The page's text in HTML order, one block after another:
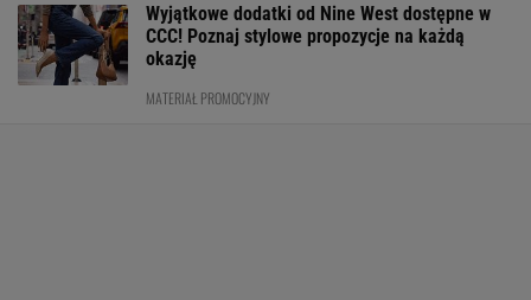
Wyjątkowe dodatki od Nine West dostępne w
CCC! Poznaj stylowe propozycje na każdą
okazję
MATERIAŁ PROMOCYJNY